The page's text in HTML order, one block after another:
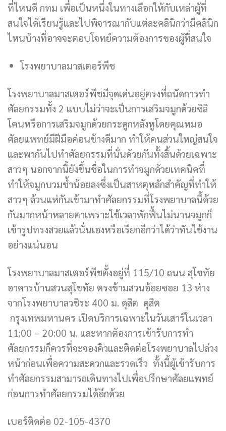
ที่ไหนดี กทม เพื่อเป็นหนึ่งในทางเลือกให้กับเหล่าผู้ที่
สนใจได้เรียนรู้และไปพิจารณากับแต่ละคลินิกว่ามีคลินิก
ไหนบ้างที่อาจจะตอบโจทย์ความต้องการของผู้ที่สนใจ
โรงพยาบาลมาสเตอร์พีช
โรงพยาบาลมาสเตอร์พีชมีจุดเด่นอยู่ตรงที่ถนัดการทำ
ศัลยกรรมทั้ง 2 แบบไม่ว่าจะเป็นการเสริมจมูกด้วยซิลิ
โคนหรือการเสริมจมูกด้วยกระดูกหลังหูโดยคุณหมอ
ศัลยแพทย์มีฝีมือค่อนข้างดีมาก ทำให้คนส่วนใหญ่สนใจ
และพากันไปทำศัลยกรรมที่นั่นด้วยกันทั้งสิ้นด้วยเฉพาะ
สาวๆ นอกจากนี้ยังขึ้นชื่อในการทำจมูกด้วยเทคนิคที่
ทำให้จมูกบวมช้ำน้อยลงซึ่งเป็นสาหตุหลักสำคัญที่ทำให้
สาวๆ ล้วนแห่กันเข้ามาทำศัลยกรรมที่โรงพยาบาลนี้ด้วย
กันมากหน้าหลายตาเพราะใช้เวลาพักฟื้นไม่นานจมูกก็
เข้ารูปทรงสวยแล้วนั่นเองหรือเรียกอีกว่าได้ว่าทันใช้งาน
อย่างแน่นอน
โรงพยาบาลมาสเตอร์พีชตั้งอยู่ที่ 115/10 ถนน สุโขทัย
อาคารบ้านสวนสุโขทัย ตรงข้ามสวนอ้อยซอย 13 ห่าง
จากโรงพยาบาลวชิระ 400 ม. ดุสิต ดุสิต
กรุงเทพมหานคร เปิดบริการเฉพาะในวันเสาร์ในเวลา
11:00 – 20:00 น. และหากต้องการเข้ารับการทำ
ศัลยกรรมก็ควรที่จะจองคิวและติดต่อโรงพยาบาลไปล่วง
หน้าก่อนเพื่อความสะดวกและรวดเร็ว ทั้งนี้ผู้เข้ารับการ
ทำศัลยกรรมสามารถเดินทางไปเพื่อปรึกษาศัลยแพทย์
ก่อนการทำศัลยกรรมได้อีกด้วย
เบอร์ติดต่อ 02-105-4370